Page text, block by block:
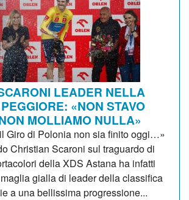
LEADER NELLA
«NON STAVO
MOLLIAMO NULLA»
Giro di Polonia non sia finito oggi…»
Christian Scaroni sul traguardo di
della XDS Astana ha infatti
gialla di leader della classifica
a una bellissima progressione...